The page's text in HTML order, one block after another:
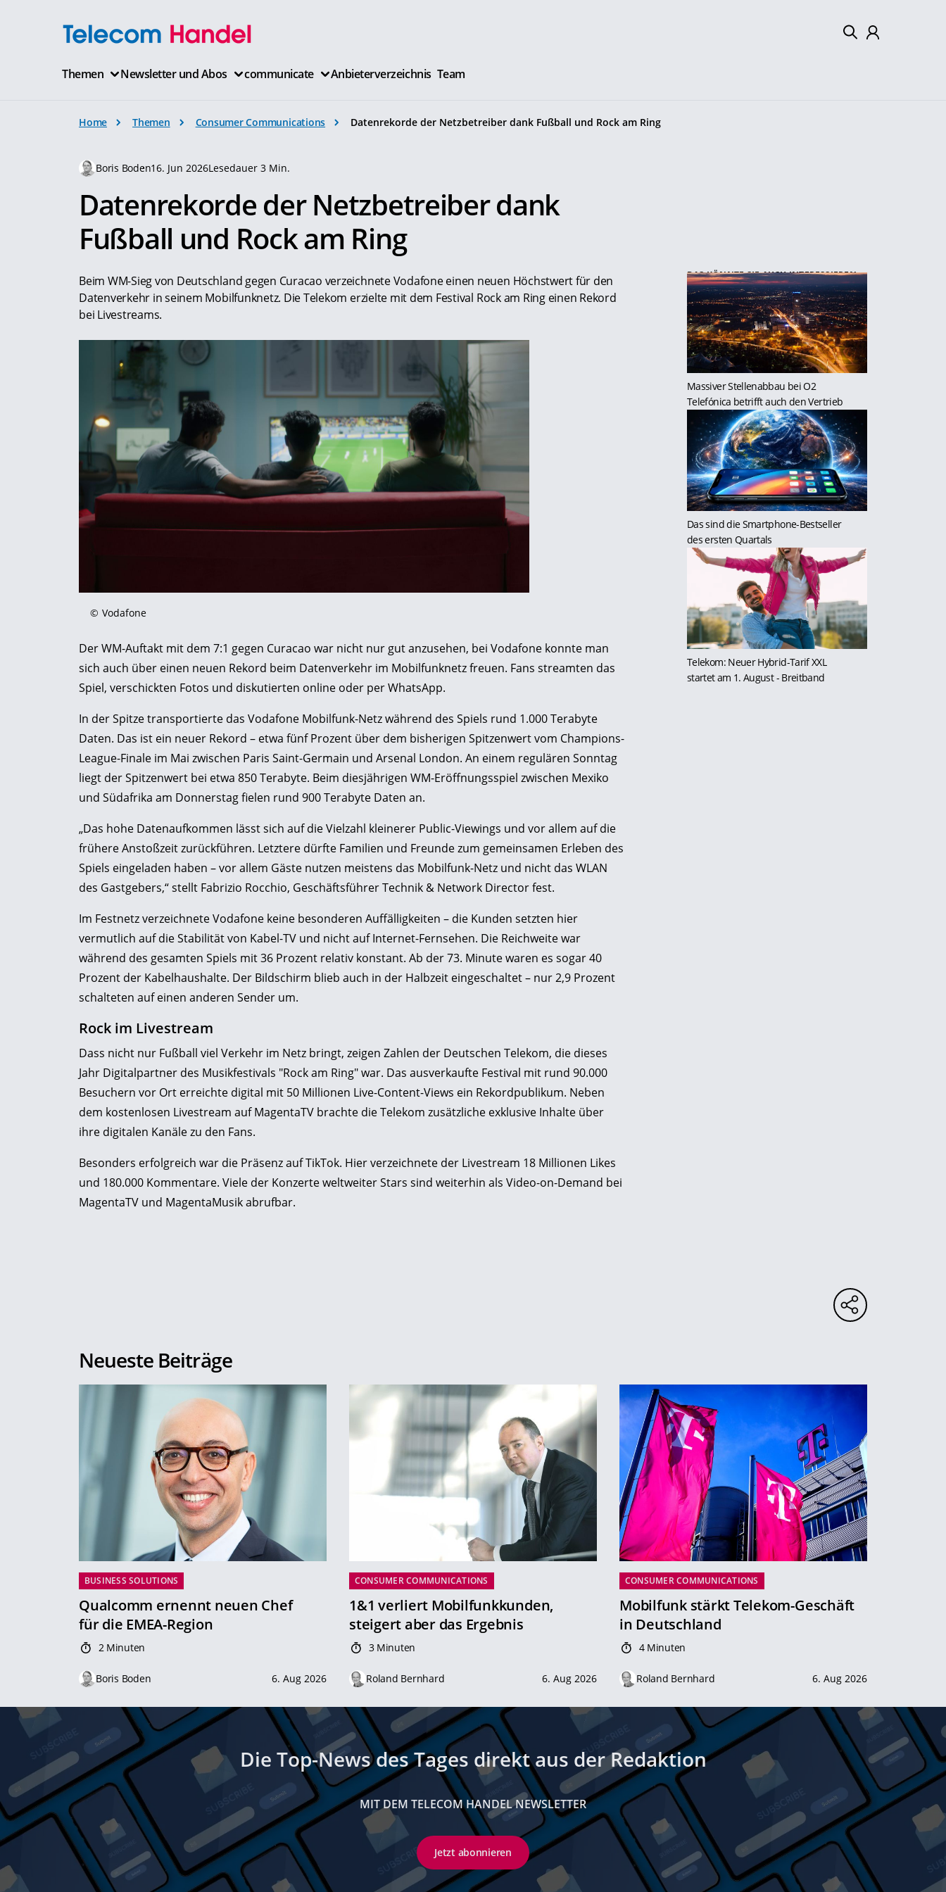
Themen Newsletter und Abos communicate Anbieterverzeichnis Team
Home Themen Consumer Communications Datenrekorde der Netzbetreiber dank Fußball und Rock am Ring
Boris Boden16. Jun 2026Lesedauer 3 Min.
Datenrekorde der Netzbetreiber dank
Fußball und Rock am Ring
Beim WM-Sieg von Deutschland gegen Curacao verzeichnete Vodafone einen neuen Höchstwert für den
Datenverkehr in seinem Mobilfunknetz. Die Telekom erzielte mit dem Festival Rock am Ring einen Rekord
bei Livestreams.
© Vodafone
Der WM-Auftakt mit dem 7:1 gegen Curacao war nicht nur gut anzusehen, bei Vodafone konnte man
sich auch über einen neuen Rekord beim Datenverkehr im Mobilfunknetz freuen. Fans streamten das
Spiel, verschickten Fotos und diskutierten online oder per WhatsApp.
In der Spitze transportierte das Vodafone Mobilfunk-Netz während des Spiels rund 1.000 Terabyte
Daten. Das ist ein neuer Rekord – etwa fünf Prozent über dem bisherigen Spitzenwert vom Champions-
League-Finale im Mai zwischen Paris Saint-Germain und Arsenal London. An einem regulären Sonntag
liegt der Spitzenwert bei etwa 850 Terabyte. Beim diesjährigen WM-Eröffnungsspiel zwischen Mexiko
und Südafrika am Donnerstag fielen rund 900 Terabyte Daten an.
„Das hohe Datenaufkommen lässt sich auf die Vielzahl kleinerer Public-Viewings und vor allem auf die
frühere Anstoßzeit zurückführen. Letztere dürfte Familien und Freunde zum gemeinsamen Erleben des
Spiels eingeladen haben – vor allem Gäste nutzen meistens das Mobilfunk-Netz und nicht das WLAN
des Gastgebers,“ stellt Fabrizio Rocchio, Geschäftsführer Technik & Network Director fest.
Im Festnetz verzeichnete Vodafone keine besonderen Auffälligkeiten – die Kunden setzten hier
vermutlich auf die Stabilität von Kabel-TV und nicht auf Internet-Fernsehen. Die Reichweite war
während des gesamten Spiels mit 36 Prozent relativ konstant. Ab der 73. Minute waren es sogar 40
Prozent der Kabelhaushalte. Der Bildschirm blieb auch in der Halbzeit eingeschaltet – nur 2,9 Prozent
schalteten auf einen anderen Sender um.
Rock im Livestream
Dass nicht nur Fußball viel Verkehr im Netz bringt, zeigen Zahlen der Deutschen Telekom, die dieses
Jahr Digitalpartner des Musikfestivals "Rock am Ring" war. Das ausverkaufte Festival mit rund 90.000
Besuchern vor Ort erreichte digital mit 50 Millionen Live-Content-Views ein Rekordpublikum. Neben
dem kostenlosen Livestream auf MagentaTV brachte die Telekom zusätzliche exklusive Inhalte über
ihre digitalen Kanäle zu den Fans.
Besonders erfolgreich war die Präsenz auf TikTok. Hier verzeichnete der Livestream 18 Millionen Likes
und 180.000 Kommentare. Viele der Konzerte weltweiter Stars sind weiterhin als Video-on-Demand bei
MagentaTV und MagentaMusik abrufbar.
DAS KÖNNTE SIE AUCH INTERESSIEREN:
Massiver Stellenabbau bei O2
Telefónica betrifft auch den Vertrieb
Das sind die Smartphone-Bestseller
des ersten Quartals
Telekom: Neuer Hybrid-Tarif XXL
startet am 1. August- Breitband
Neueste Beiträge
BUSINESS SOLUTIONS
Qualcomm ernennt neuen Chef
für die EMEA-Region
2 Minuten
Boris Boden 6. Aug 2026
CONSUMER COMMUNICATIONS
1&1 verliert Mobilfunkkunden,
steigert aber das Ergebnis
3 Minuten
Roland Bernhard 6. Aug 2026
CONSUMER COMMUNICATIONS
Mobilfunk stärkt Telekom-Geschäft
in Deutschland
4 Minuten
Roland Bernhard 6. Aug 2026
Die Top-News des Tages direkt aus der Redaktion
MIT DEM TELECOM HANDEL NEWSLETTER
Jetzt abonnieren